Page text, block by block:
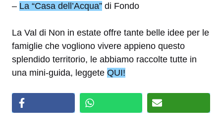
– La “Casa dell’Acqua” di Fondo
La Val di Non in estate offre tante belle idee per le
famiglie che vogliono vivere appieno questo
splendido territorio, le abbiamo raccolte tutte in
una mini-guida, leggete QUI!